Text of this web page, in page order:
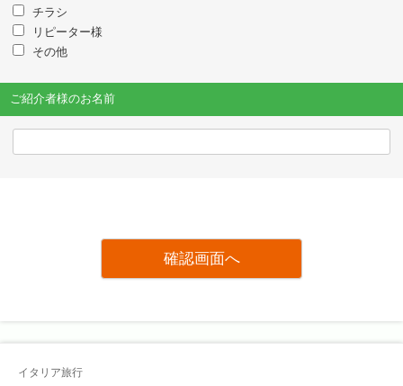
チラシ
リピーター様
その他
ご紹介者様のお名前
イタリア旅行